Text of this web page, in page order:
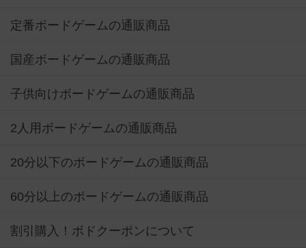
定番ボードゲームの通販商品
国産ボードゲームの通販商品
子供向けボードゲームの通販商品
2人用ボードゲームの通販商品
20分以下のボードゲームの通販商品
60分以上のボードゲームの通販商品
割引購入！ボドクーポンについて